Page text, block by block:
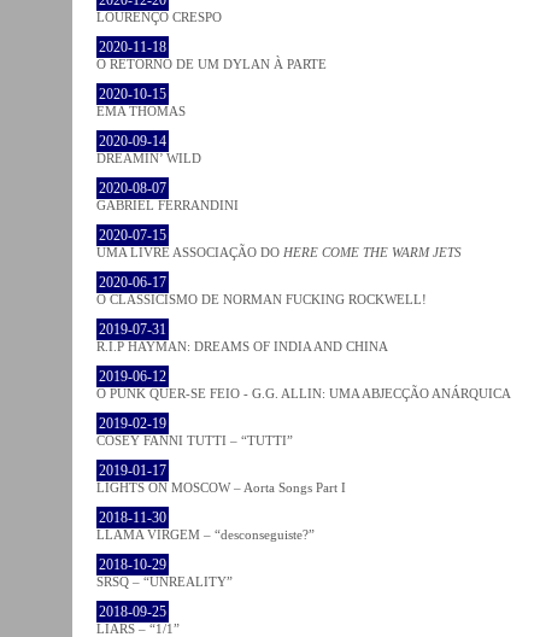
LOURENÇO CRESPO
2020-11-18
O RETORNO DE UM DYLAN À PARTE
2020-10-15
EMA THOMAS
2020-09-14
DREAMIN’ WILD
2020-08-07
GABRIEL FERRANDINI
2020-07-15
UMA LIVRE ASSOCIAÇÃO DO HERE COME THE WARM JETS
2020-06-17
O CLASSICISMO DE NORMAN FUCKING ROCKWELL!
2019-07-31
R.I.P HAYMAN: DREAMS OF INDIA AND CHINA
2019-06-12
O PUNK QUER-SE FEIO - G.G. ALLIN: UMA ABJECÇÃO ANÁRQUICA
2019-02-19
COSEY FANNI TUTTI – “TUTTI”
2019-01-17
LIGHTS ON MOSCOW – Aorta Songs Part I
2018-11-30
LLAMA VIRGEM – “desconseguiste?”
2018-10-29
SRSQ – “UNREALITY”
2018-09-25
LIARS – “1/1”